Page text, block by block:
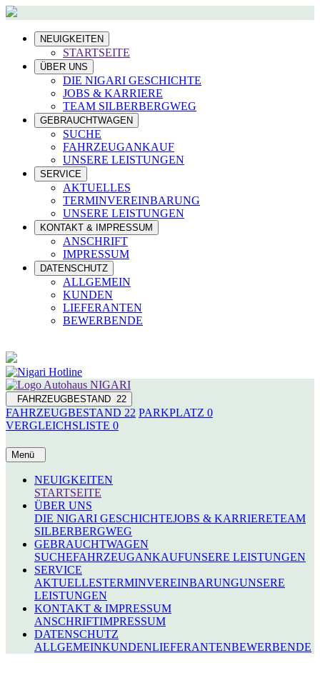
NEUIGKEITEN
STARTSEITE
ÜBER UNS
DIE NIGARI GESCHICHTE
JOBS & KARRIERE
TEAM SILBERBERGWEG
GEBRAUCHTWAGEN
SUCHE
FAHRZEUGANKAUF
UNSERE LEISTUNGEN
SERVICE
AKTUELLES
TERMINVEREINBARUNG
UNSERE LEISTUNGEN
KONTAKT & IMPRESSUM
ANSCHRIFT
IMPRESSUM
DATENSCHUTZ
ALLGEMEIN
KUNDEN
LIEFERANTEN
BEWERBENDE
FAHRZEUGBESTAND 22
FAHRZEUGBESTAND 22 PARKPLATZ 0
VERGLEICHSLISTE 0
Menü
NEUIGKEITEN
STARTSEITE
ÜBER UNS
DIE NIGARI GESCHICHTEJOBS & KARRIERETEAM
SILBERBERGWEG
GEBRAUCHTWAGEN
SUCHEFAHRZEUGANKAUFUNSERE LEISTUNGEN
SERVICE
AKTUELLESTERMINVEREINBARUNGUNSERE
LEISTUNGEN
KONTAKT & IMPRESSUM
ANSCHRIFTIMPRESSUM
DATENSCHUTZ
ALLGEMEINKUNDENLIEFERANTENBEWERBENDE